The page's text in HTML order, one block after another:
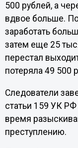
500 рублей, а
вдвое больше.
заработать
затем еще 25
перестал
потеряла 49 500
Следователи
статьи 159 УК
время
преступлению.